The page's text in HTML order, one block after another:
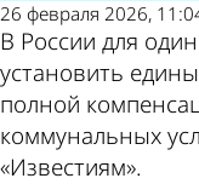
26 февраля 2026,
В России для
установить
полной
коммунальных
«Известиям».